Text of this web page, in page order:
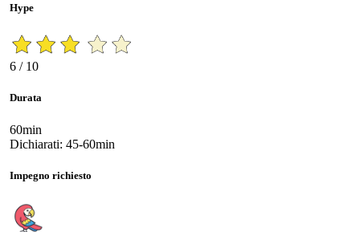
Hype
6 / 10
Durata
60min
Dichiarati: 45-60min
Impegno richiesto